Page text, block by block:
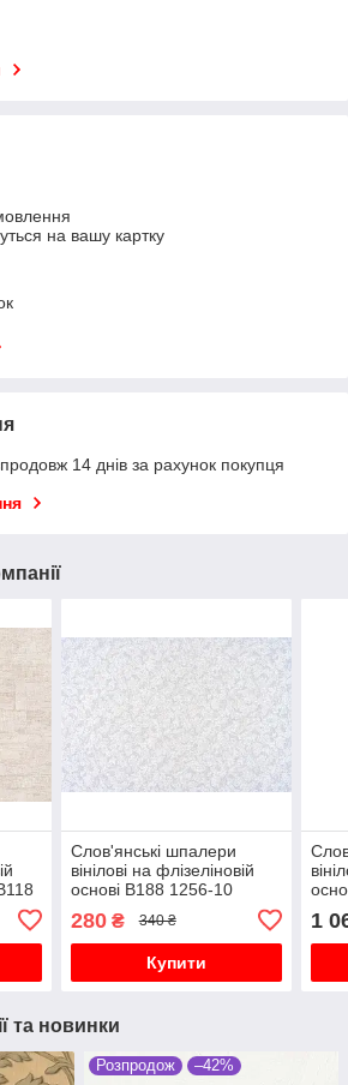
на вашу картку
14 днів за рахунок покупця
Слов'янські шпалери
вінілові на флізеліновій
основі В188 1256-10
280₴ 340 ₴
Купити
1
та новинки
Розпродож –42%